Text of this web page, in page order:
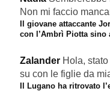
Non mi faccio
Il giovane attaccante
con l’Ambrì Piotta sino
Zalander Hola,
su con le figlie da
Il Lugano ha ritrovato